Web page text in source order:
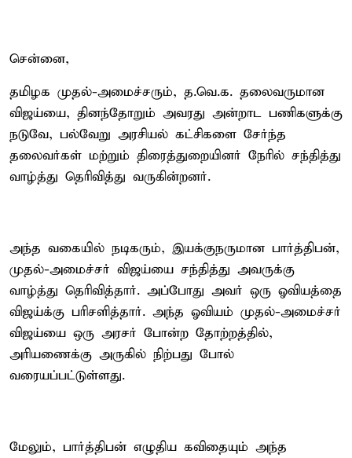
சென்னை,
தமிழக முதல்-அமைச்சரும், த.வெ.க. தலைவருமான
விஜய்யை, தினந்தோறும் அவரது அன்றாட பணிகளுக்கு
நடுவே, பல்வேறு அரசியல் கட்சிகளை சேர்ந்த
தலைவர்கள் மற்றும் திரைத்துறையினர் நேரில் சந்தித்து
வாழ்த்து தெரிவித்து வருகின்றனர்.
அந்த வகையில் நடிகரும், இயக்குநருமான பார்த்திபன்,
முதல்-அமைச்சர் விஜய்யை சந்தித்து அவருக்கு
வாழ்த்து தெரிவித்தார். அப்போது அவர் ஒரு ஓவியத்தை
விஜய்க்கு பரிசளித்தார். அந்த ஓவியம் முதல்-அமைச்சர்
விஜய்யை ஒரு அரசர் போன்ற தோற்றத்தில்,
அரியணைக்கு அருகில் நிற்பது போல்
வரையப்பட்டுள்ளது.
மேலும், பார்த்திபன் எழுதிய கவிதையும் அந்த